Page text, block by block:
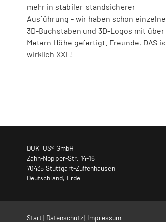
mehr in stabiler, standsicherer
Ausführung - wir haben schon einzelne
3D-Buchstaben und 3D-Logos mit über
Metern Höhe gefertigt. Freunde, DAS
wirklich XXL!
DUKTUS® GmbH
Zahn-Nopper-Str. 14-16
70435 Stuttgart-Zuffenhausen
Deutschland, Erde
Start | Datenschutz| Impressum